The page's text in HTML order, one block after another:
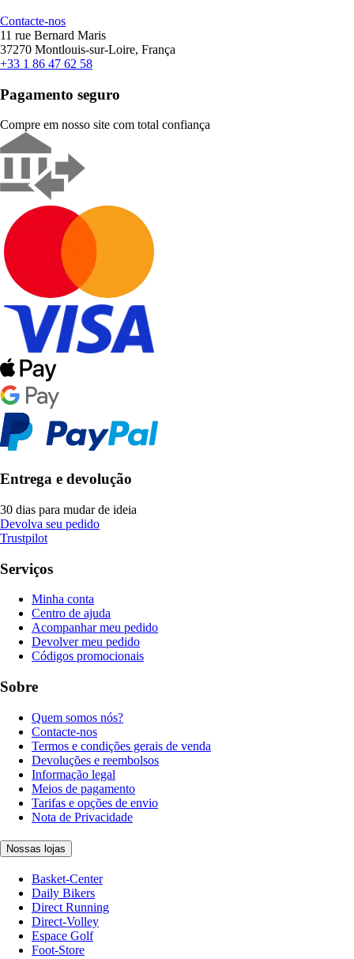
Contacte-nos
11 rue Bernard Maris
37270 Montlouis-sur-Loire, França
+33 1 86 47 62 58
Pagamento seguro
Compre em nosso site com total confiança
Entrega e devolução
30 dias para mudar de ideia
Devolva seu pedido
Trustpilot
Serviços
Minha conta
Centro de ajuda
Acompanhar meu pedido
Devolver meu pedido
Códigos promocionais
Sobre
Quem somos nós?
Contacte-nos
Termos e condições gerais de venda
Devoluções e reembolsos
Informação legal
Meios de pagamento
Tarifas e opções de envio
Nota de Privacidade
Nossas lojas
Basket-Center
Daily Bikers
Direct Running
Direct-Volley
Espace Golf
Foot-Store